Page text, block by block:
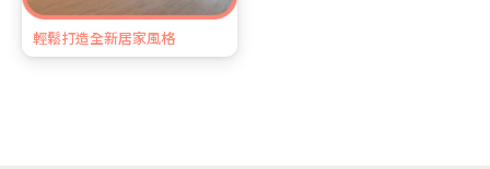
輕鬆打造全新居家風格